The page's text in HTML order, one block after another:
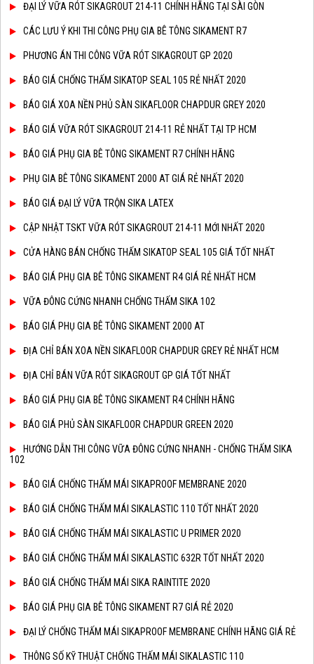
ĐẠI LÝ VỮA RÓT SIKAGROUT 214-11 CHÍNH HÃNG TẠI SÀI GÒN
CÁC LƯU Ý KHI THI CÔNG PHỤ GIA BÊ TÔNG SIKAMENT R7
PHƯƠNG ÁN THI CÔNG VỮA RÓT SIKAGROUT GP 2020
BÁO GIÁ CHỐNG THẤM SIKATOP SEAL 105 RẺ NHẤT 2020
BÁO GIÁ XOA NỀN PHỦ SÀN SIKAFLOOR CHAPDUR GREY 2020
BÁO GIÁ VỮA RÓT SIKAGROUT 214-11 RẺ NHẤT TẠI TP HCM
BÁO GIÁ PHỤ GIA BÊ TÔNG SIKAMENT R7 CHÍNH HÃNG
PHỤ GIA BÊ TÔNG SIKAMENT 2000 AT GIÁ RẺ NHẤT 2020
BÁO GIÁ ĐẠI LÝ VỮA TRỘN SIKA LATEX
CẬP NHẬT TSKT VỮA RÓT SIKAGROUT 214-11 MỚI NHẤT 2020
CỬA HÀNG BÁN CHỐNG THẤM SIKATOP SEAL 105 GIÁ TỐT NHẤT
BÁO GIÁ PHỤ GIA BÊ TÔNG SIKAMENT R4 GIÁ RẺ NHẤT HCM
VỮA ĐÔNG CỨNG NHANH CHỐNG THẤM SIKA 102
BÁO GIÁ PHỤ GIA BÊ TÔNG SIKAMENT 2000 AT
ĐỊA CHỈ BÁN XOA NỀN SIKAFLOOR CHAPDUR GREY RẺ NHẤT HCM
ĐỊA CHỈ BÁN VỮA RÓT SIKAGROUT GP GIÁ TỐT NHẤT
BÁO GIÁ PHỤ GIA BÊ TÔNG SIKAMENT R4 CHÍNH HÃNG
BÁO GIÁ PHỦ SÀN SIKAFLOOR CHAPDUR GREEN 2020
HƯỚNG DẪN THI CÔNG VỮA ĐÔNG CỨNG NHANH - CHỐNG THẤM SIKA
102
BÁO GIÁ CHỐNG THẤM MÁI SIKAPROOF MEMBRANE 2020
BÁO GIÁ CHỐNG THẤM MÁI SIKALASTIC 110 TỐT NHẤT 2020
BÁO GIÁ CHỐNG THẤM MÁI SIKALASTIC U PRIMER 2020
BÁO GIÁ CHỐNG THẤM MÁI SIKALASTIC 632R TỐT NHẤT 2020
BÁO GIÁ CHỐNG THẤM MÁI SIKA RAINTITE 2020
BÁO GIÁ PHỤ GIA BÊ TÔNG SIKAMENT R7 GIÁ RẺ 2020
ĐẠI LÝ CHỐNG THẤM MÁI SIKAPROOF MEMBRANE CHÍNH HÃNG GIÁ RẺ
THÔNG SỐ KỸ THUẬT CHỐNG THẤM MÁI SIKALASTIC 110